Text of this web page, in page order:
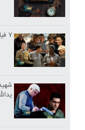
۷ فیلم درباره زندگی که باید پیش از مرگ ببینید